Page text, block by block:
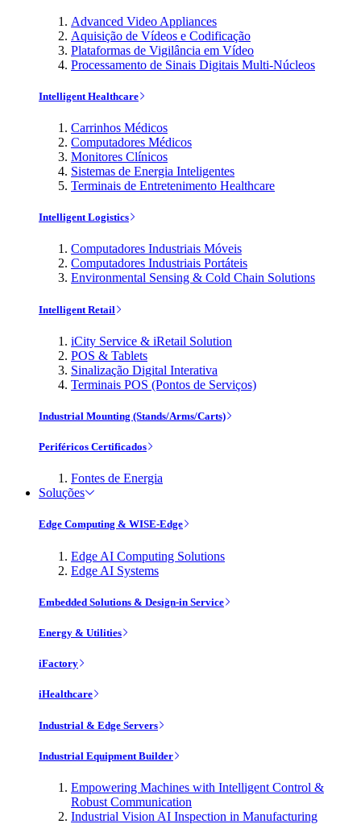
Advanced Video Appliances
Aquisição de Vídeos e Codificação
Plataformas de Vigilância em Vídeo
Processamento de Sinais Digitais Multi-Núcleos
Intelligent Healthcare
Carrinhos Médicos
Computadores Médicos
Monitores Clínicos
Sistemas de Energia Inteligentes
Terminais de Entretenimento Healthcare
Intelligent Logistics
Computadores Industriais Móveis
Computadores Industriais Portáteis
Environmental Sensing & Cold Chain Solutions
Intelligent Retail
iCity Service & iRetail Solution
POS & Tablets
Sinalização Digital Interativa
Terminais POS (Pontos de Serviços)
Industrial Mounting (Stands/Arms/Carts)
Periféricos Certificados
Fontes de Energia
Soluções
Edge Computing & WISE-Edge
Edge AI Computing Solutions
Edge AI Systems
Embedded Solutions & Design-in Service
Energy & Utilities
iFactory
iHealthcare
Industrial & Edge Servers
Industrial Equipment Builder
Empowering Machines with Intelligent Control &
Robust Communication
Industrial Vision AI Inspection in Manufacturing